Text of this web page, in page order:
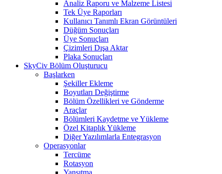
Analiz Raporu ve Malzeme Listesi
Tek Üye Raporları
Kullanıcı Tanımlı Ekran Görüntüleri
Düğüm Sonuçları
Üye Sonuçları
Çizimleri Dışa Aktar
Plaka Sonuçları
SkyCiv Bölüm Oluşturucu
Başlarken
Şekiller Ekleme
Boyutları Değiştirme
Bölüm Özellikleri ve Gönderme
Araçlar
Bölümleri Kaydetme ve Yükleme
Özel Kitaplık Yükleme
Diğer Yazılımlarla Entegrasyon
Operasyonlar
Tercüme
Rotasyon